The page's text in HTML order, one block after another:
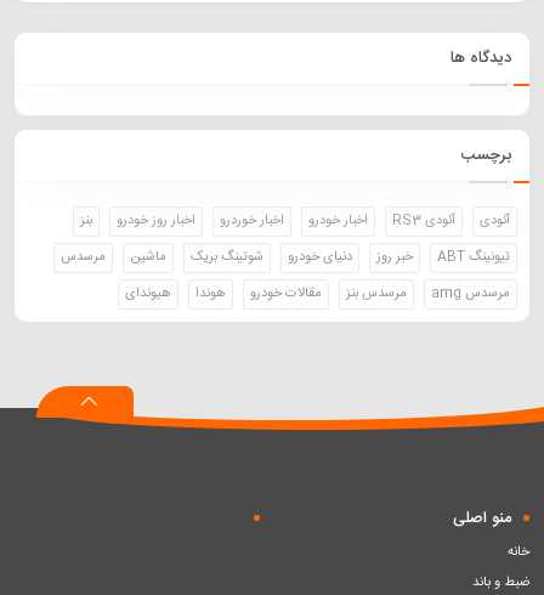
دیدگاه ها
برچسب
آئودی آئودی RS3 اخبار خودرو اخبار خوردرو اخبار روز خودرو
بنز
تیونینگ ABT
خبر روز دنیای خودرو شوتینگ بریک ماشین
مرسدس
مرسدس amg
مرسدس بنز مقالات خودرو هوندا هیوندای
منو اصلی
خانه
ضبط و باند